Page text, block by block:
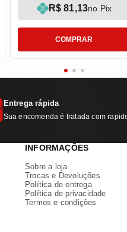
R$ 81,13no Pix
COMPRAR
Entrega rápida
Sua encomenda é tratada com
INFORMAÇÕES
Sobre a loja
Trocas e Devoluções
Política de entrega
Política de privacidade
Termos e condições